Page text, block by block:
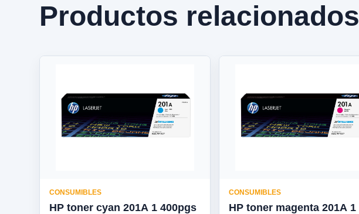
Productos relacionados
CONSUMIBLES
HP toner cyan 201A 1 400pgs
CONSUMIBLES
HP toner magenta 201A 1